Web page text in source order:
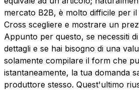
Nome
Telefono
Compila il form per richiedere un
0505-4192-
Manopola
inferiore
Nome
mercato B2B, è molto difficile per
Cross scegliere e mostrare un
Appunto per questo, se necessiti
dettagli e se hai bisogno di una
solamente compilare il form che
istantaneamente, la tua domanda
produttore stesso. Quest'ultimo